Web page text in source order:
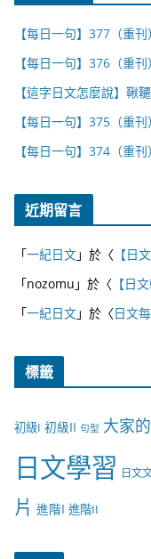
【每日一句】377（重刊）
【每日一句】376（重刊）
【這字日文怎麼說】鞦韆
【每日一句】375（重刊）
【每日一句】374（重刊）
近期留言
「一紀日文」於〈 【日
「nozomu 」於〈 【日
「一紀日文」於〈日文
標籤
初級I 初級II 句型 大家
日文學習 日文
片 進階I 進階II